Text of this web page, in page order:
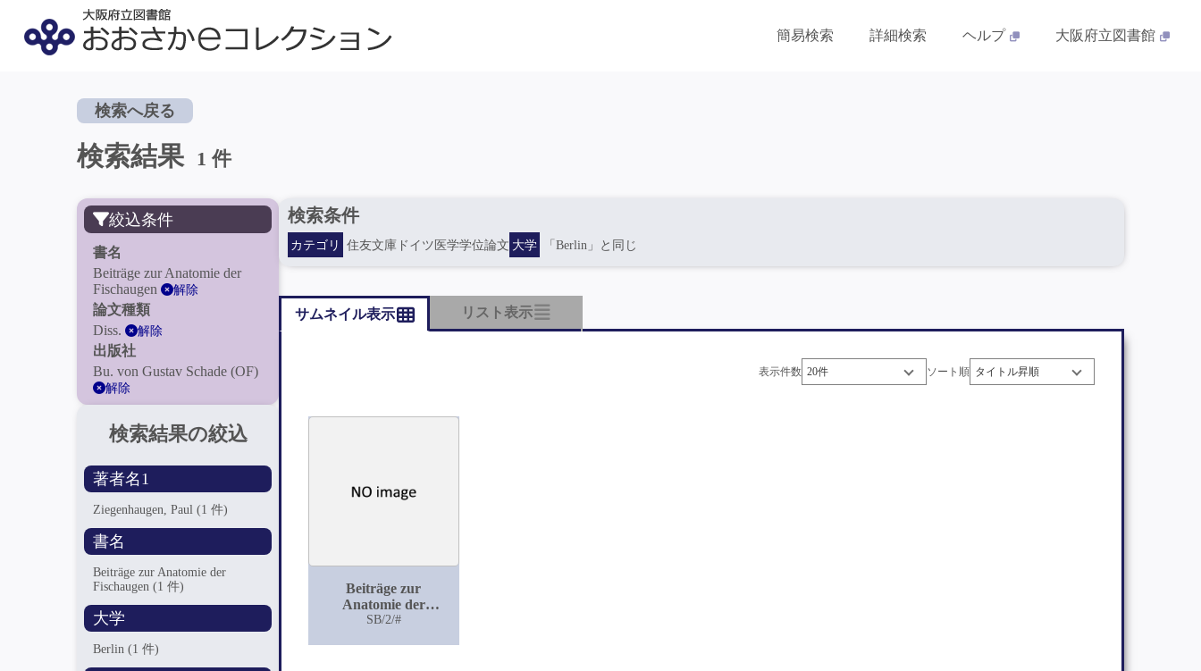
簡易検索 詳細検索 ヘルプ 大阪府立図書館
検索へ戻る
検索結果 1 件
絞込条件
書名
Beiträge zur Anatomie der
Fischaugen
解除
論文種類
Diss.
解除
出版社
Bu. von Gustav Schade (OF)
解除
検索結果の絞込
著者名1
Ziegenhaugen, Paul(1 件)
書名
Beiträge zur Anatomie der
Fischaugen(1 件)
大学
Berlin(1 件)
検索条件
カテゴリ 住友文庫ドイツ医学学位論文 大学 「Berlin」と同じ
サムネイル表示 リスト表示
表示件数 ソート順
Beiträge zur
Anatomie der
Fischaugen
SB/2/#